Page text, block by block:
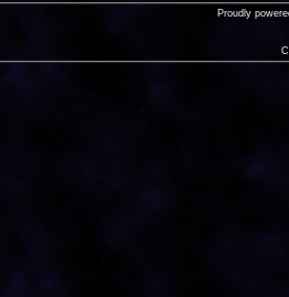
Proudly